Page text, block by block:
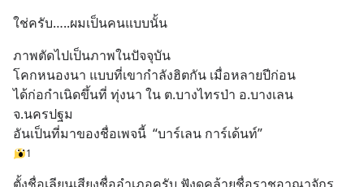
ใช่ครับ…..ผมเป็นคนแบบนั้น
ภาพตัดไปเป็นภาพในปัจจุบัน
โคกหนองนา แบบที่เขากำลังฮิตกัน เมื่อหลายปีก่อน
ได้ก่อกำเนิดขึ้นที่ ทุ่งนา ใน ต.บางไทรป่า อ.บางเลน
จ.นครปฐม
อันเป็นที่มาของชื่อเพจนี้  “บาร์เลน การ์เด้นท์”
1